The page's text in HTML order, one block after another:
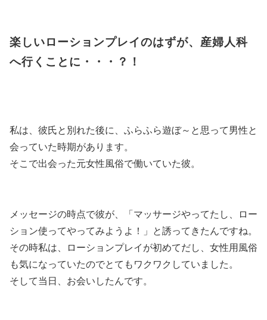
楽しいローションプレイのはずが、産婦人科
へ行くことに・・・？！
私は、彼氏と別れた後に、ふらふら遊ぼ～と思って男性と
会っていた時期があります。
そこで出会った元女性風俗で働いていた彼。
メッセージの時点で彼が、「マッサージやってたし、ロー
ション使ってやってみようよ！」と誘ってきたんですね。
その時私は、ローションプレイが初めてだし、女性用風俗
も気になっていたのでとてもワクワクしていました。
そして当日、お会いしたんです。